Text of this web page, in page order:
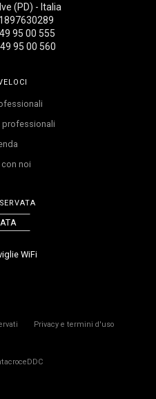
(PD) - Italia
95 00 555
95 00 560
professionali
noi
WiFi
Privacy e termini d'uso